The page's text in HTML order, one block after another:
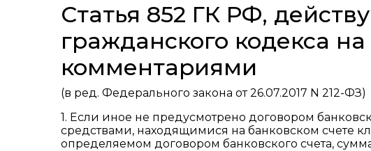
Статья 852 ГК РФ,
гражданского кодекса на
комментариями
(в ред. Федерального закона от 26.07.2017 N 212-ФЗ)
1. Если иное не предусмотрено договором
средствами, находящимися на банковском счете
определяемом договором банковского счета,